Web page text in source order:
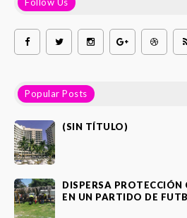
Popular Posts
(SIN TÍTULO)
DISPERSA
EN UN PARTIDO DE